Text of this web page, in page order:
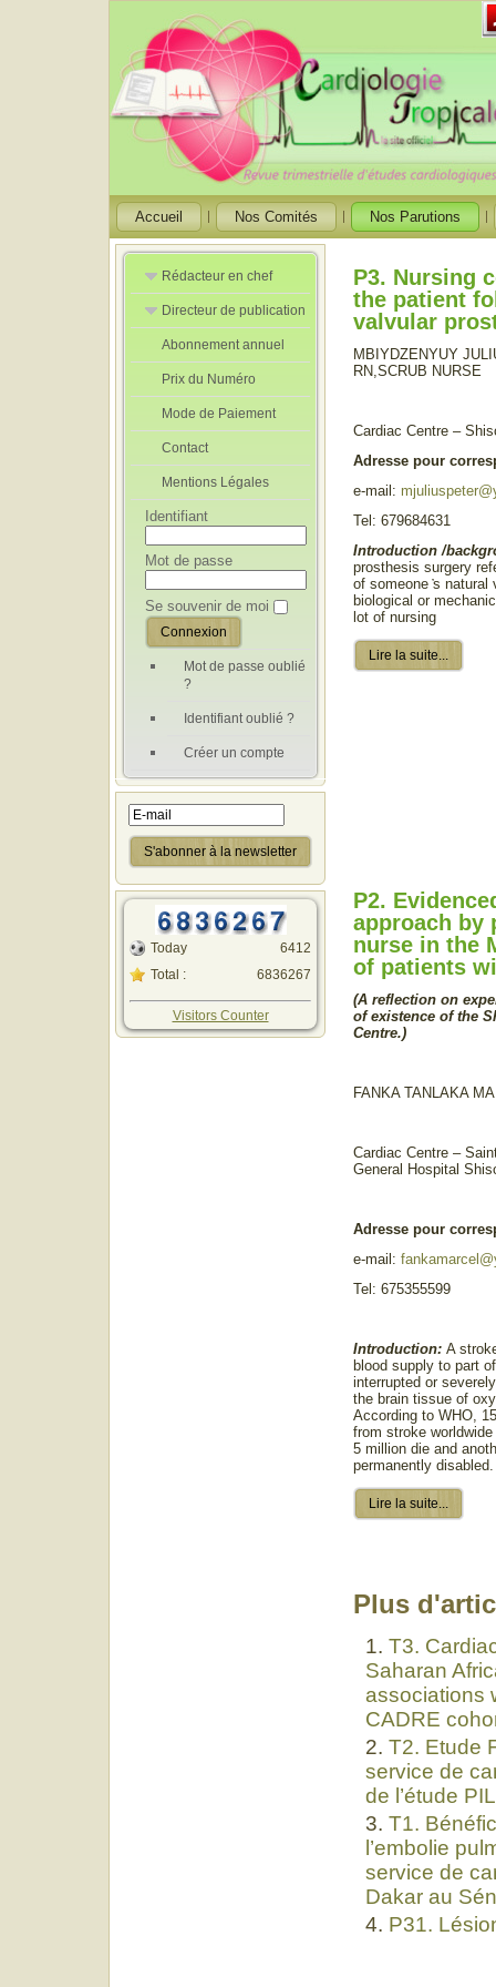
Accueil Nos Comités Nos Parutions
Rédacteur en chef
Rédacteurs en
Chef Adjoint
Directeur de publication
Directeur de
publication
adjoint
Abonnement annuel
Prix du Numéro
Mode de Paiement
Contact
Mentions Légales
Identifiant
Mot de passe
Se souvenir de moi
Mot de passe oublié
?
Identifiant oublié ?
Créer un compte
Today
Total :
6412
6836267
Visitors Counter
P3. Nursing
the patient
valvular
MBIYDZENYUY
RN,SCRUB NURSE
Cardiac Centre –
Adresse pour
e-mail:
Tel: 679684631
Introduction /
prosthesis surgery
of someone ҆s natural
biological or
lot of nursing
Lire la suite...
P2.
approach by
nurse in the
of patients
(A reflection on
of existence of the
Centre.)
FANKA TANLAKA
Cardiac Centre –
General Hospital
Adresse pour
e-mail:
Tel: 675355599
Introduction: A
blood supply to part
interrupted or
the brain tissue of
According to WHO,
from stroke
5 million die and
permanently disabled.
Lire la suite...
Plus
T3.
Saharan
associations
CADRE
T2. Etude
service de
de l’étude
T1.
l’embolie
service de
Dakar au
P31.